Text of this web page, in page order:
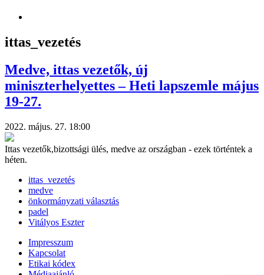
ittas_vezetés
Medve, ittas vezetők, új
miniszterhelyettes – Heti lapszemle május
19-27.
2022. május. 27. 18:00
Ittas vezetők,bizottsági ülés, medve az országban - ezek történtek a
héten.
ittas_vezetés
medve
önkormányzati választás
padel
Vitályos Eszter
Impresszum
Kapcsolat
Etikai kódex